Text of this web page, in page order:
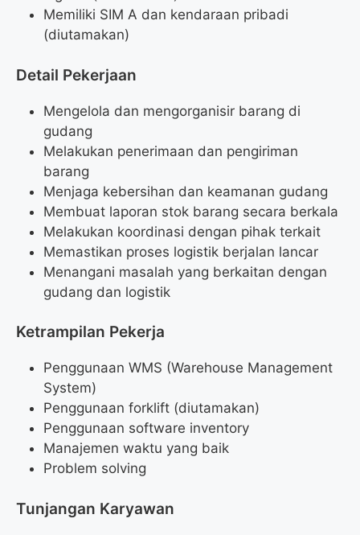
Memiliki SIM A dan kendaraan pribadi
(diutamakan)
Detail Pekerjaan
Mengelola dan mengorganisir barang di
gudang
Melakukan penerimaan dan pengiriman
barang
Menjaga kebersihan dan keamanan gudang
Membuat laporan stok barang secara berkala
Melakukan koordinasi dengan pihak terkait
Memastikan proses logistik berjalan lancar
Menangani masalah yang berkaitan dengan
gudang dan logistik
Ketrampilan Pekerja
Penggunaan WMS (Warehouse Management
System)
Penggunaan forklift (diutamakan)
Penggunaan software inventory
Manajemen waktu yang baik
Problem solving
Tunjangan Karyawan